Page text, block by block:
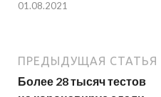
01.08.2021
ПРЕДЫДУЩАЯ СТАТЬЯ
Более 28 тысяч тестов